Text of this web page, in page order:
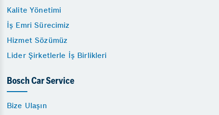
Kalite Yönetimi
İş Emri Sürecimiz
Hizmet Sözümüz
Lider Şirketlerle İş Birlikleri
Bosch Car Service
Bize Ulaşın